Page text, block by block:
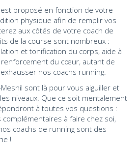
proposé en fonction de votre
physique afin de remplir vos
aux côtés de votre coach de
de la course sont nombreux :
et tonification du corps, aide à
renforcement du cœur, autant de
nos coachs running.
sont là pour vous aiguiller et
niveaux. Que ce soit mentalement
à toutes vos questions :
à faire chez soi,
coachs de running sont des
!